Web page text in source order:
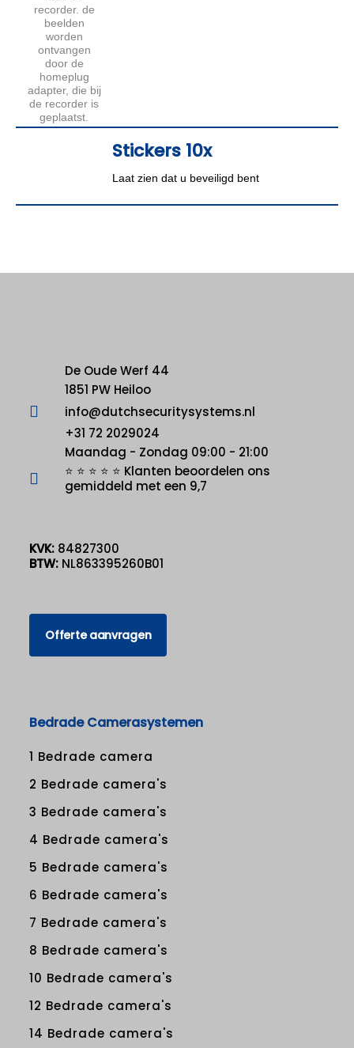
Stickers 10x
Laat zien dat u beveiligd bent
De Oude Werf 44
1851 PW Heiloo
info@dutchsecuritysystems.nl
+31 72 2029024
Maandag - Zondag 09:00 - 21:00
⭐ ⭐ ⭐ ⭐ ⭐ Klanten beoordelen ons
gemiddeld met een 9,7
KVK: 84827300
BTW: NL863395260B01
Offerte aanvragen
Bedrade Camerasystemen
1 Bedrade camera
2 Bedrade camera's
3 Bedrade camera's
4 Bedrade camera's
5 Bedrade camera's
6 Bedrade camera's
7 Bedrade camera's
8 Bedrade camera's
10 Bedrade camera's
12 Bedrade camera's
14 Bedrade camera's